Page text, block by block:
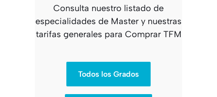
Consulta nuestro listado de
especialidades de Master y nuestras
tarifas generales para Comprar TFM
Todos los Grados